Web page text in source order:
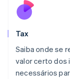
Tax
Saiba onde se
valor certo dos
necessários
English
Malta
Noruega
English
Nova